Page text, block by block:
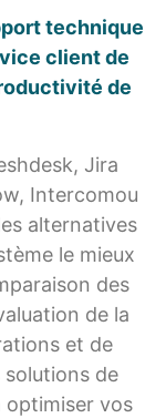
technique
client de
de
Jira
Intercomou
alternatives
le mieux
des
de la
et de
de
optimiser vos